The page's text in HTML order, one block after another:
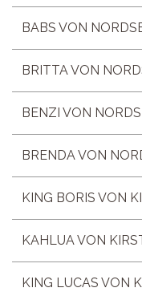
BABS VON
BRITTA VON
BENZI VON
BRENDA VON
KING BORIS VON
KAHLUA VON
KING LUCAS VON